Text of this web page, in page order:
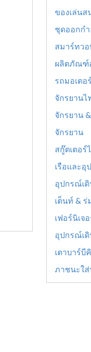
ของเล่นส
ชุดออกกำ
สมาร์ทว
ผลิตภัณฑ์
รถมอเตอ
จักรยานไ
จักรยาน
จักรยาน
สกู๊ตเตอร์
เรือและอุ
อุปกรณ์เ
เต็นท์ &
เฟอร์นิเจ
อุปกรณ์เ
เตาบาร์บี
ภาชนะใ